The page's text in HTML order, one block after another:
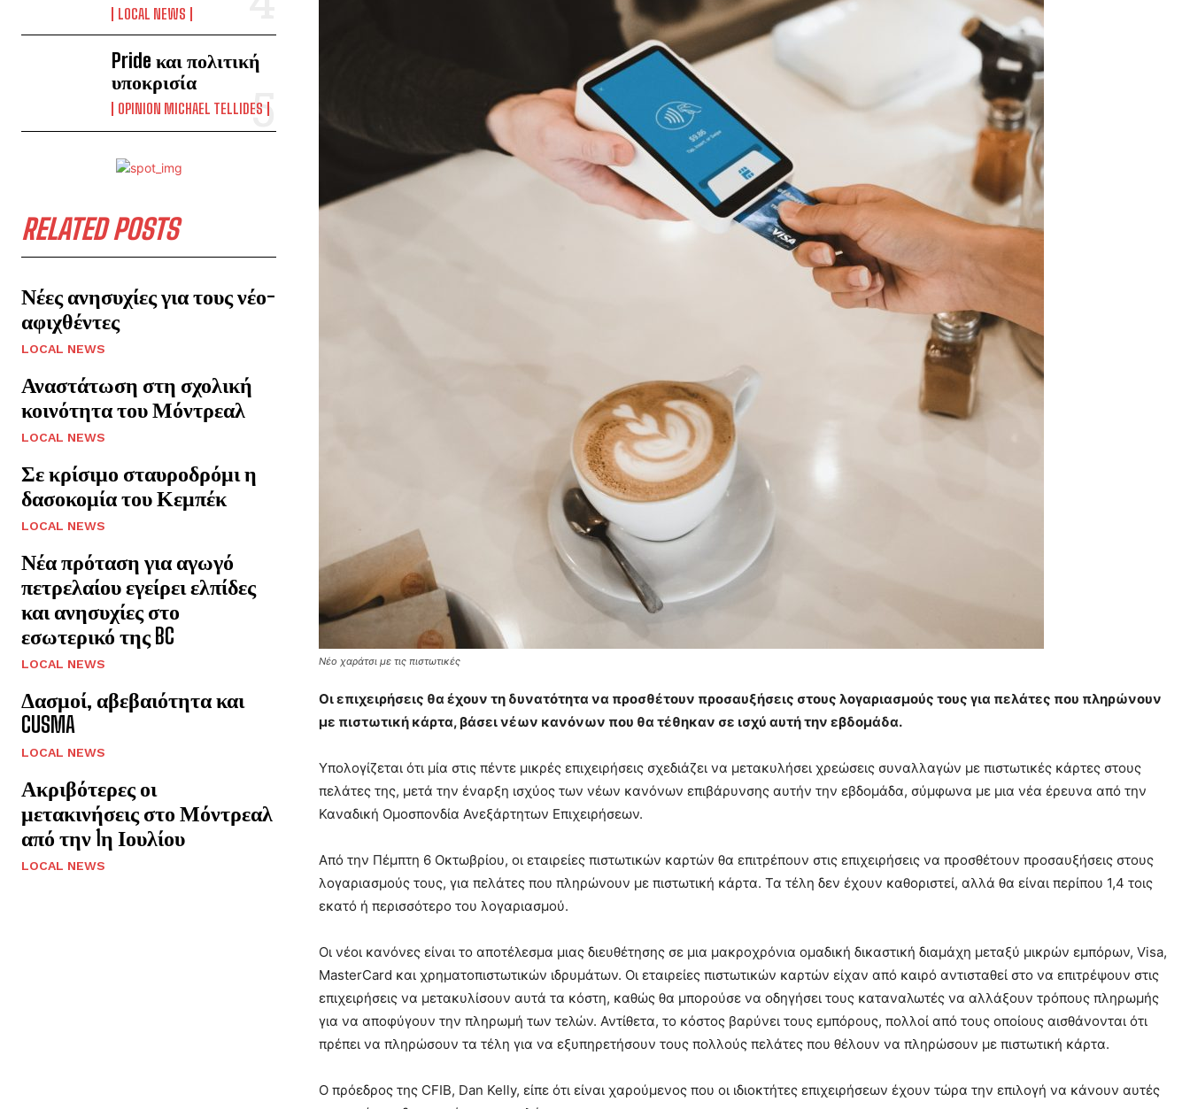
LOCAL NEWS
Pride και πολιτική
υποκρισία
OPINION MICHAEL TELLIDES
RELATED POSTS
Νέες ανησυχίες για τους νέο-
αφιχθέντες
LOCAL NEWS
Αναστάτωση στη σχολική
κοινότητα του Μόντρεαλ
LOCAL NEWS
Σε κρίσιμο σταυροδρόμι η
δασοκομία του Κεμπέκ
LOCAL NEWS
Νέα πρόταση για αγωγό
πετρελαίου εγείρει ελπίδες
και ανησυχίες στο
εσωτερικό της BC
LOCAL NEWS
Δασμοί, αβεβαιότητα και
CUSMA
LOCAL NEWS
Ακριβότερες οι
μετακινήσεις στο Μόντρεαλ
από την 1η Ιουλίου
LOCAL NEWS
Νέο χαράτσι με τις πιστωτικές
Οι επιχειρήσεις θα έχουν τη δυνατότητα να προσθέτουν προσαυξήσεις στους λογαριασμούς τους για πελάτες που πληρώνουν
με πιστωτική κάρτα, βάσει νέων κανόνων που θα τέθηκαν σε ισχύ αυτή την εβδομάδα.
Υπολογίζεται ότι μία στις πέντε μικρές επιχειρήσεις σχεδιάζει να μετακυλήσει χρεώσεις συναλλαγών με πιστωτικές κάρτες στους
πελάτες της, μετά την έναρξη ισχύος των νέων κανόνων επιβάρυνσης αυτήν την εβδομάδα, σύμφωνα με μια νέα έρευνα από την
Καναδική Ομοσπονδία Ανεξάρτητων Επιχειρήσεων.
Από την Πέμπτη 6 Οκτωβρίου, οι εταιρείες πιστωτικών καρτών θα επιτρέπουν στις επιχειρήσεις να προσθέτουν προσαυξήσεις στους
λογαριασμούς τους, για πελάτες που πληρώνουν με πιστωτική κάρτα. Τα τέλη δεν έχουν καθοριστεί, αλλά θα είναι περίπου 1,4 τοις
εκατό ή περισσότερο του λογαριασμού.
Οι νέοι κανόνες είναι το αποτέλεσμα μιας διευθέτησης σε μια μακροχρόνια ομαδική δικαστική διαμάχη μεταξύ μικρών εμπόρων, Visa,
MasterCard και χρηματοπιστωτικών ιδρυμάτων. Οι εταιρείες πιστωτικών καρτών είχαν από καιρό αντισταθεί στο να επιτρέψουν στις
επιχειρήσεις να μετακυλίσουν αυτά τα κόστη, καθώς θα μπορούσε να οδηγήσει τους καταναλωτές να αλλάξουν τρόπους πληρωμής
για να αποφύγουν την πληρωμή των τελών. Αντίθετα, το κόστος βαρύνει τους εμπόρους, πολλοί από τους οποίους αισθάνονται ότι
πρέπει να πληρώσουν τα τέλη για να εξυπηρετήσουν τους πολλούς πελάτες που θέλουν να πληρώσουν με πιστωτική κάρτα.
Ο πρόεδρος της CFIB, Dan Kelly, είπε ότι είναι χαρούμενος που οι ιδιοκτήτες επιχειρήσεων έχουν τώρα την επιλογή να κάνουν αυτές